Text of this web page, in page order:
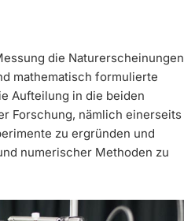
die Naturerscheinungen
mathematisch formulierte
Aufteilung in die beiden
Forschung, nämlich einerseits
zu ergründen und
numerischer Methoden zu